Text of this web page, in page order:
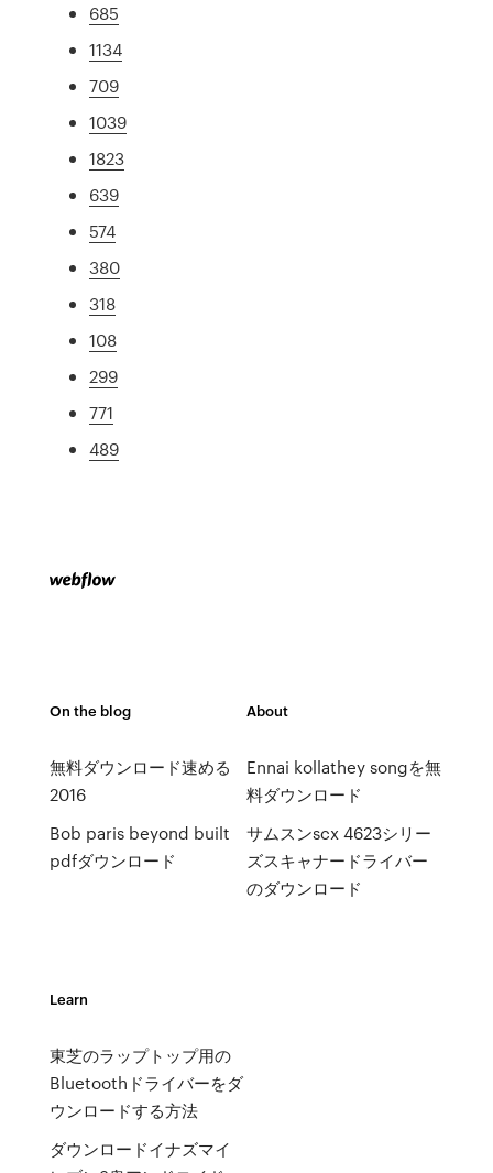
685
1134
709
1039
1823
639
574
380
318
108
299
771
489
On the blog
無料ダウンロード速める
2016
Bob paris beyond built
pdfダウンロード
About
Ennai kollat​​hey songを無
料ダウンロード
サムスンscx 4623シリー
ズスキャナードライバー
のダウンロード
Learn
東芝のラップトップ用の
Bluetoothドライバーをダ
ウンロードする方法
ダウンロードイナズマイ